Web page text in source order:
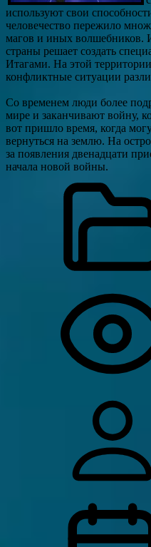
используют свои
человечество пережило
магов и иных волшебников.
страны решает создать
Итагами. На этой
конфликтные ситуации
Со временем люди более
мире и заканчивают войну,
вот пришло время, когда
вернуться на землю. На
за появления двенадцати
начала новой войны.